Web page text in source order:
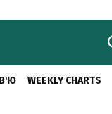
WEEKLY CHARTS